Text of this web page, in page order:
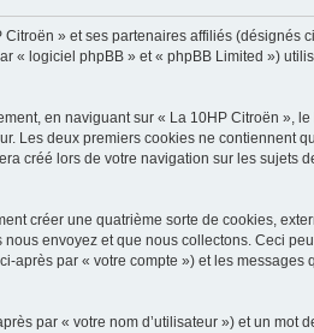
» et ses partenaires affiliés (désignés
« logiciel phpBB » et « phpBB Limited »)
en naviguant sur « La 10HP Citroën »,
Les deux premiers cookies ne contiennent
créé lors de votre navigation sur les sujets
créer une quatrième sorte de cookies,
envoyez et que nous collectons. Ceci
après par « votre compte ») et les
par « votre nom d’utilisateur ») et un